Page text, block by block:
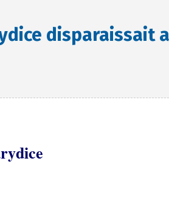
disparaissait